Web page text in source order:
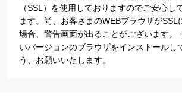
（SSL）を使用しておりますのでご安心し
ます。尚、お客さまのWEBブラウザがSSL
場合、警告画面が出ることがございます。
いバージョンのブラウザをインストールし
う、お願いいたします。